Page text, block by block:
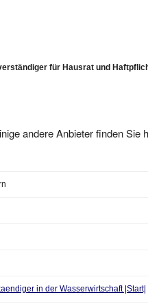
für Hausrat und
andere Anbieter finden Sie
in der Wasserwirtschaft |Start|